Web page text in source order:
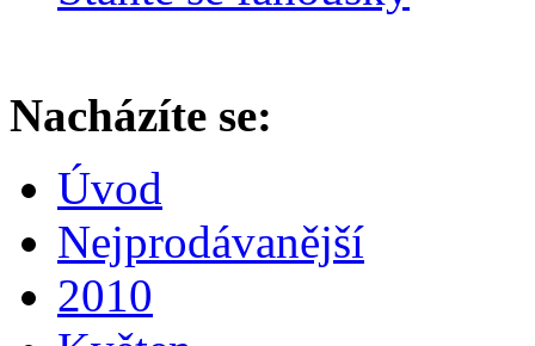
Nacházíte se:
Úvod
Nejprodávanější
2010